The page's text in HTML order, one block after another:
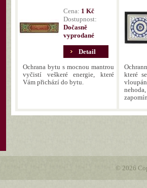
Cena: 1 Kč
Dostupnost:
Dočasně
vyprodané
Detail
Ochrana bytu s mocnou mantrou
vyčistí veškeré energie, které
Vám přichází do bytu.
které
© 2026